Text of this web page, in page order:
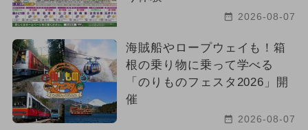
2026-08-07
海賊船やロープウェイも！箱
根の乗り物に乗って学べる
「のりものフェスタ2026」開
催
2026-08-07